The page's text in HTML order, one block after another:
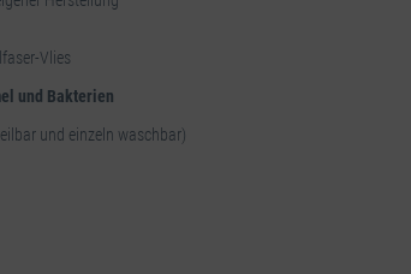
Vlies
und Bakterien
und einzeln waschbar)